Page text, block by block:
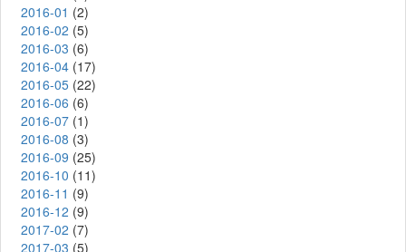
2016-01 (2)
2016-02 (5)
2016-03 (6)
2016-04 (17)
2016-05 (22)
2016-06 (6)
2016-07 (1)
2016-08 (3)
2016-09 (25)
2016-10 (11)
2016-11 (9)
2016-12 (9)
2017-02 (7)
2017-03 (5)